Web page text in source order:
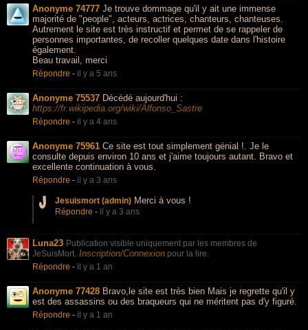
Anonyme 74777 Je trouve dommage qu'il y ait une immense
majorité de "people", acteurs, actrices, chanteurs, chanteuses.
Autrement le site est très instructif et permet de se rappeler de
personnes importantes, de recoller quelques date dans l'histoire
également.
Beau travail, merci
Répondre - il y a 5 ans
Anonyme 75537 Décédé aujourd'hui :
https://fr.wikipedia.org/wiki/Alfonso_Sastre
Répondre - il y a 4 ans
Anonyme 75961 Ce site est tout simplement génial !. Je le
consulte depuis environ 10 ans et j'aime toujours autant. Bravo et
excellente continuation à vous.
Répondre - il y a 3 ans
Jesuismort (admin) Merci à vous !
Répondre - il y a 3 ans
Luna23 Publication visible uniquement par les membres de
JeSuisMort. Inscription/Connexion pour la lire.
Répondre - il y a 1 an
Anonyme 77428 Bravo,le site est très bien Mais je regrette qu'il y
est des assassins ou des braqueurs qui ne méritent pas d'y figuré.
Répondre - il y a 1 an